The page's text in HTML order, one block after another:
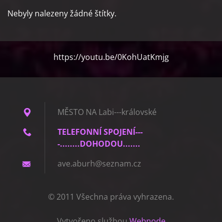
Nebyly nalezeny žádné štítky.
https://youtu.be/0KohUatKmjg
MĚSTO NA Labi---královské
TELEFONNÍ SPOJENÍ---
-........DOHODOU.......
ave.aburh@seznam.cz
© 2011 Všechna práva vyhrazena.